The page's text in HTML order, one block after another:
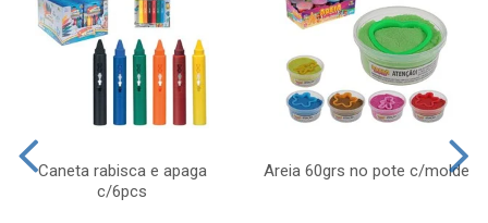
Caneta rabisca e apaga
c/6pcs
Areia 60grs no pote c/molde